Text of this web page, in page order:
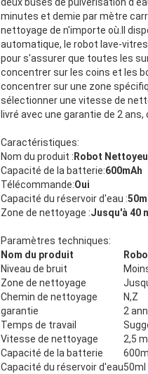
deux buses de pulvérisation
minutes et demie par mètre
nettoyage de n'importe où.Il
automatique, le robot lave-
pour s'assurer que toutes les
concentrer sur les coins et les
concentrer sur une zone
sélectionner une vitesse de
livré avec une garantie de 2
Caractéristiques:
Nom du produit : Robot
Capacité de la batterie:600mAh
Télécommande:Oui
Capacité du réservoir d'eau :50ml
Zone de nettoyage :Jusqu'à 40
Paramètres techniques:
Nom du produit
Niveau de bruit
Zone de nettoyage
Chemin de nettoyage
N,Z
garantie
2
Temps de travail
Vitesse de nettoyage
2,5
Capacité de la batterie
Capacité du réservoir d'eau50ml